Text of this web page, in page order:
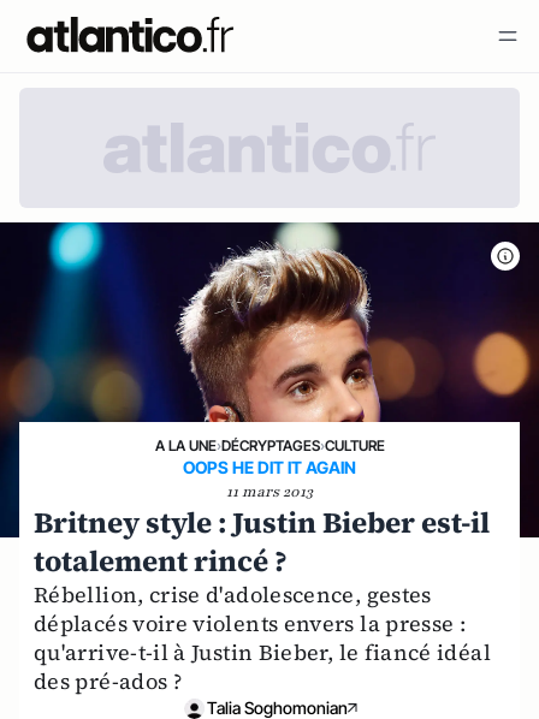
A LA UNE›DÉCRYPTAGES›CULTURE
OOPS HE DIT IT AGAIN
11 mars 2013
Britney style : Justin Bieber est-il
totalement rincé ?
Rébellion, crise d'adolescence, gestes
déplacés voire violents envers la presse :
qu'arrive-t-il à Justin Bieber, le fiancé idéal
des pré-ados ?
Talia Soghomonian